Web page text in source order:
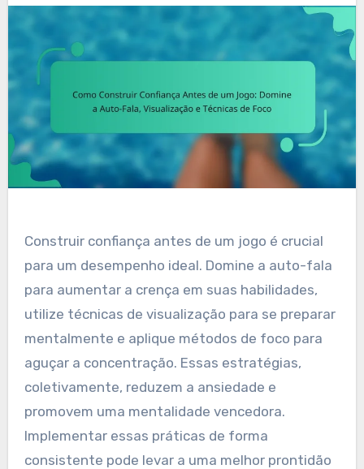
Construir confiança antes de um jogo é crucial
para um desempenho ideal. Domine a auto-fala
para aumentar a crença em suas habilidades,
utilize técnicas de visualização para se preparar
mentalmente e aplique métodos de foco para
aguçar a concentração. Essas estratégias,
coletivamente, reduzem a ansiedade e
promovem uma mentalidade vencedora.
Implementar essas práticas de forma
consistente pode levar a uma melhor prontidão